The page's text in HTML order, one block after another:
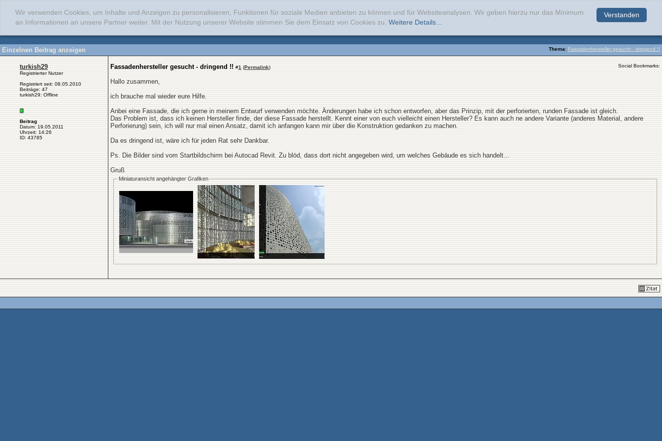
Verstanden
Wir verwenden Cookies, um Inhalte und Anzeigen zu personalisieren, Funktionen für soziale Medien anbieten zu können und für Websiteanalysen. Wir geben hierzu nur das Minimum
an Informationen an unsere Partner weiter. Mit der Nutzung unserer Website stimmen Sie dem Einsatz von Cookies zu. Weitere Details...
Thema: Fassadenhersteller gesucht - dringend !!
Einzelnen Beitrag anzeigen
turkish29
Registrierter Nutzer
Registriert seit: 08.05.2010
Beiträge: 47
turkish29: Offline
Beitrag
Datum: 19.05.2011
Uhrzeit: 14:26
ID: 43785
Fassadenhersteller gesucht - dringend !! #1 (Permalink) Social Bookmarks:
Hallo zusammen,
ich brauche mal wieder eure Hilfe.
Anbei eine Fassade, die ich gerne in meinem Entwurf verwenden möchte. Änderungen habe ich schon entworfen, aber das Prinzip, mit der perforierten, runden Fassade ist gleich.
Das Problem ist, dass ich keinen Hersteller finde, der diese Fassade herstellt. Kennt einer von euch vielleicht einen Hersteller? Es kann auch ne andere Variante (anderes Material, andere
Perforierung) sein, ich will nur mal einen Ansatz, damit ich anfangen kann mir über die Konstruktion gedanken zu machen.
Da es dringend ist, wäre ich für jeden Rat sehr Dankbar.
Ps. Die Bilder sind vom Startbildschirm bei Autocad Revit. Zu blöd, dass dort nicht angegeben wird, um welches Gebäude es sich handelt...
Gruß
Miniaturansicht angehängter Grafiken